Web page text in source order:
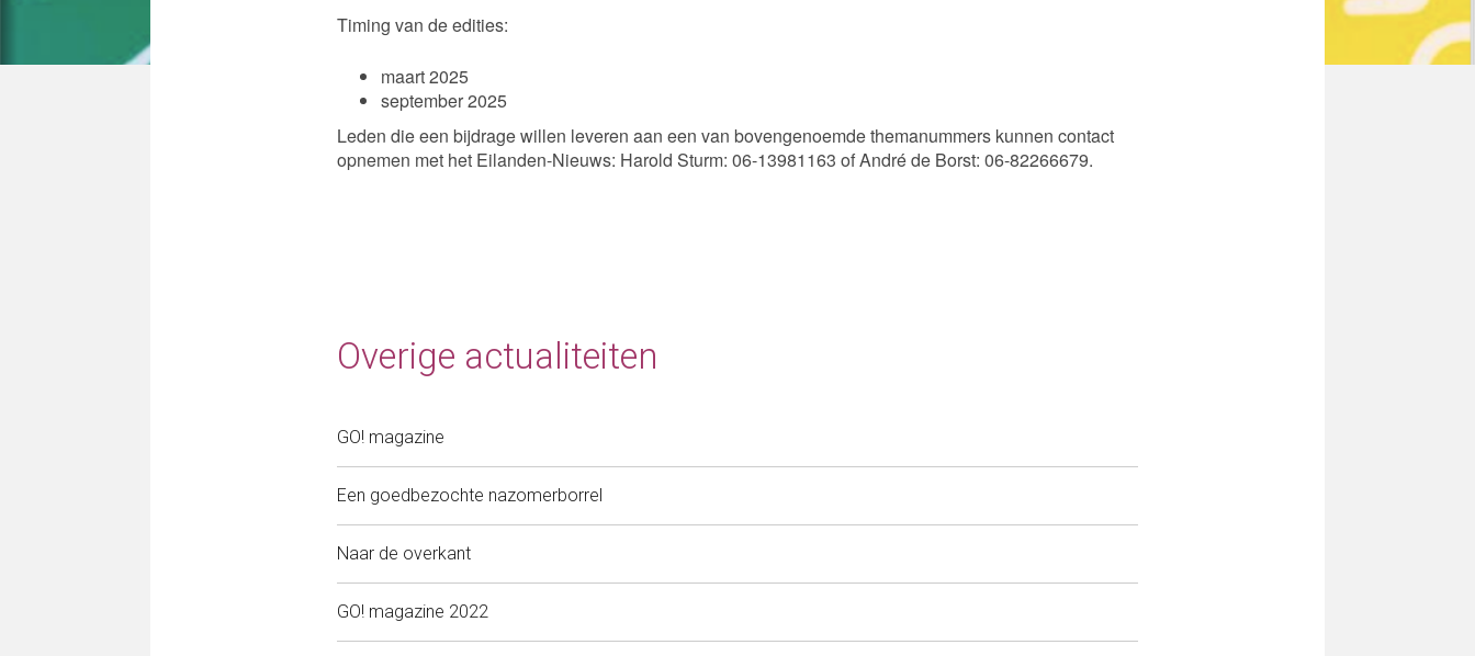
Timing van de edities:
maart 2025
september 2025
Leden die een bijdrage willen leveren aan een van bovengenoemde themanummers kunnen contact
opnemen met het Eilanden-Nieuws: Harold Sturm: 06-13981163 of André de Borst: 06-82266679.
Overige actualiteiten
GO! magazine
Een goedbezochte nazomerborrel
Naar de overkant
GO! magazine 2022